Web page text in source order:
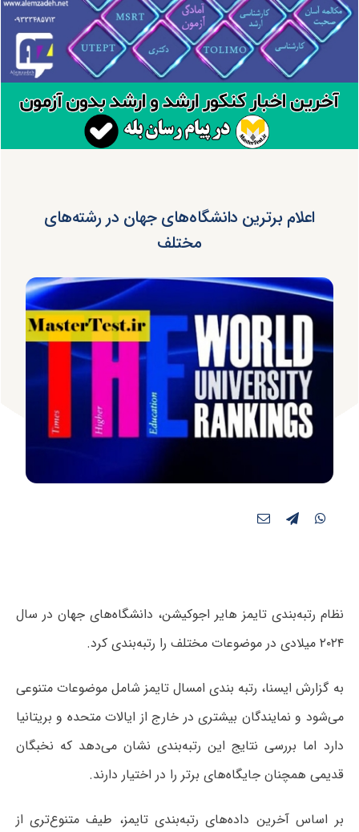
اعلام برترین دانشگاه‌های جهان در رشته‌های
مختلف
نظام رتبه‌بندی تایمز هایر اجوکیشن، دانشگاه‌های جهان در سال
۲۰۲۴ میلادی در موضوعات مختلف را رتبه‌بندی کرد.
به گزارش ایسنا، رتبه بندی امسال تایمز شامل موضوعات متنوعی
می‌شود و نمایندگان بیشتری در خارج از ایالات متحده و بریتانیا
دارد اما بررسی نتایج این رتبه‌بندی نشان می‌دهد که نخبگان
قدیمی همچنان جایگاه‌های برتر را در اختیار دارند.
بر اساس آخرین داده‌های رتبه‌بندی تایمز، طیف متنوع‌تری از